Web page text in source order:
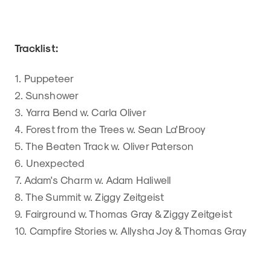
Tracklist:
1. Puppeteer
2. Sunshower
3. Yarra Bend w. Carla Oliver
4. Forest from the Trees w. Sean La'Brooy
5. The Beaten Track w. Oliver Paterson
6. Unexpected
7. Adam's Charm w. Adam Haliwell
8. The Summit w. Ziggy Zeitgeist
9. Fairground w. Thomas Gray & Ziggy Zeitgeist
10. Campfire Stories w. Allysha Joy & Thomas Gray